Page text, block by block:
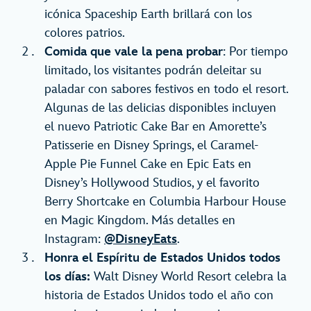
icónica Spaceship Earth brillará con los
colores patrios.
Comida que vale la pena probar: Por tiempo
limitado, los visitantes podrán deleitar su
paladar con sabores festivos en todo el resort.
Algunas de las delicias disponibles incluyen
el nuevo Patriotic Cake Bar en Amorette’s
Patisserie en Disney Springs, el Caramel-
Apple Pie Funnel Cake en Epic Eats en
Disney’s Hollywood Studios, y el favorito
Berry Shortcake en Columbia Harbour House
en Magic Kingdom. Más detalles en
Instagram: @DisneyEats.
Honra el Espíritu de Estados Unidos todos
los días: Walt Disney World Resort celebra la
historia de Estados Unidos todo el año con